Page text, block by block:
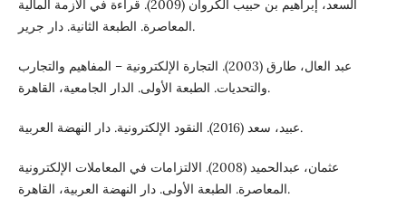
السعد، إبراهيم بن حبيب الكروان (2009). قراءة في الأزمة المالية
المعاصرة. الطبعة الثانية. دار جرير.
عبد العال، طارق (2003). التجارة الإلكترونية – المفاهيم والتجارب
والتحديات. الطبعة الأولى. الدار الجامعية، القاهرة.
عبيد، سعد (2016). النقود الإلكترونية. دار النهضة العربية.
عثمان، عبدالحميد (2008). الالتزامات في المعاملات الإلكترونية
المعاصرة. الطبعة الأولى. دار النهضة العربية، القاهرة.